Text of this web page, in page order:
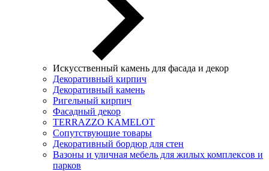
Искусственный камень для фасада и декор
Декоративный кирпич
Декоративный камень
Ригельный кирпич
Фасадный декор
TERRAZZO KAMELOT
Сопутствующие товары
Декоративный бордюр для стен
Вазоны и уличная мебель для жилых комплексов и
парков